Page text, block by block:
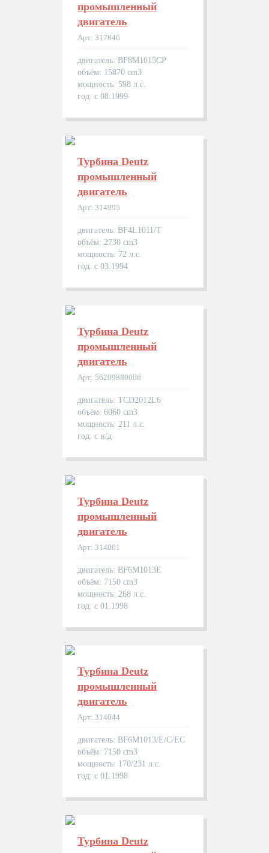
промышленный
двигатель
Арт: 317846
двигатель: BF8M1015CP
объём: 15870 cm3
мощность: 598 л.с.
год: с 08.1999
Турбина Deutz
промышленный
двигатель
Арт: 314995
двигатель: BF4L1011/T
объём: 2730 cm3
мощность: 72 л.с.
год: с 03.1994
Турбина Deutz
промышленный
двигатель
Арт: 56209880006
двигатель: TCD2012L6
объём: 6060 cm3
мощность: 211 л.с.
год: с н/д
Турбина Deutz
промышленный
двигатель
Арт: 314001
двигатель: BF6M1013E
объём: 7150 cm3
мощность: 268 л.с.
год: с 01.1998
Турбина Deutz
промышленный
двигатель
Арт: 314044
двигатель: BF6M1013/E/C/EC
объём: 7150 cm3
мощность: 170/231 л.с.
год: с 01.1998
Турбина Deutz